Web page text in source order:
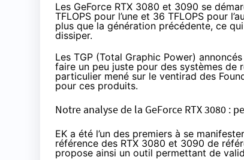
Les GeForce RTX 3080 et 3090 se
TFLOPS pour l’une et 36 TFLOPS pour
plus que la génération précédente, ce
dissiper.
Les TGP (Total Graphic Power)
faire un peu juste pour des systèmes de
particulier mené sur le ventirad des
pour ces produits.
Notre analyse de la GeForce RTX 3080 :
EK a été l’un des premiers à se
référence des RTX 3080 et 3090 de
propose ainsi un outil permettant de